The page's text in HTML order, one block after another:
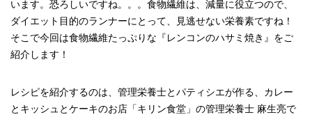
います。恐ろしいですね。。。食物繊維は、減量に役立つので、
ダイエット目的のランナーにとって、見逃せない栄養素ですね！
そこで今回は食物繊維たっぷりな『レンコンのハサミ焼き』をご
紹介します！
レシピを紹介するのは、管理栄養士とパティシエが作る、カレー
とキッシュとケーキのお店「キリン食堂」の管理栄養士 麻生亮で